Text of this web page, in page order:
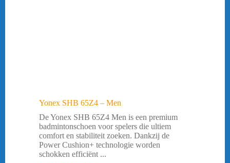
Yonex SHB 65Z4 – Men
De Yonex SHB 65Z4 Men is een premium
badmintonschoen voor spelers die ultiem
comfort en stabiliteit zoeken. Dankzij de
Power Cushion+ technologie worden
schokken efficiënt ...